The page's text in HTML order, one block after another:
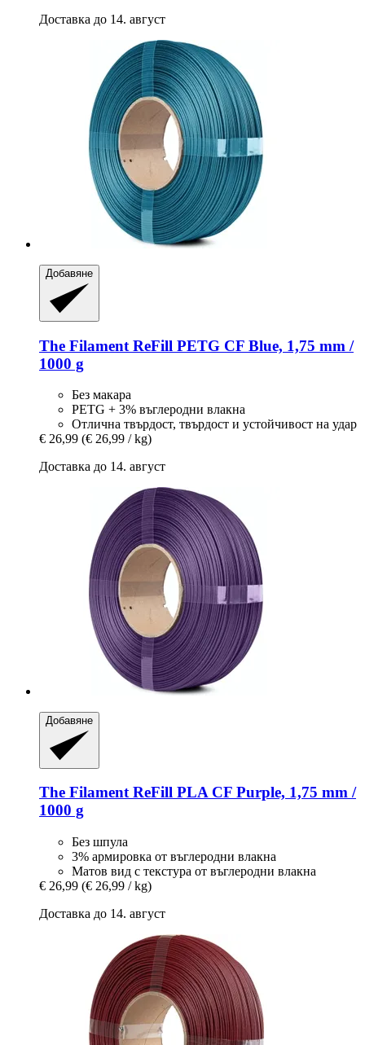
Доставка до 14. август
Добавяне
The Filament ReFill PETG CF Blue, 1,75 mm /
1000 g
Без макара
PETG + 3% въглеродни влакна
Отлична твърдост, твърдост и устойчивост на удар
€ 26,99 (€ 26,99 / kg)
Доставка до 14. август
Добавяне
The FilamentReFill PLA CF Purple, 1,75 mm /
1000 g
Без шпула
3% армировка от въглеродни влакна
Матов вид с текстура от въглеродни влакна
€ 26,99 (€ 26,99 / kg)
Доставка до 14. август